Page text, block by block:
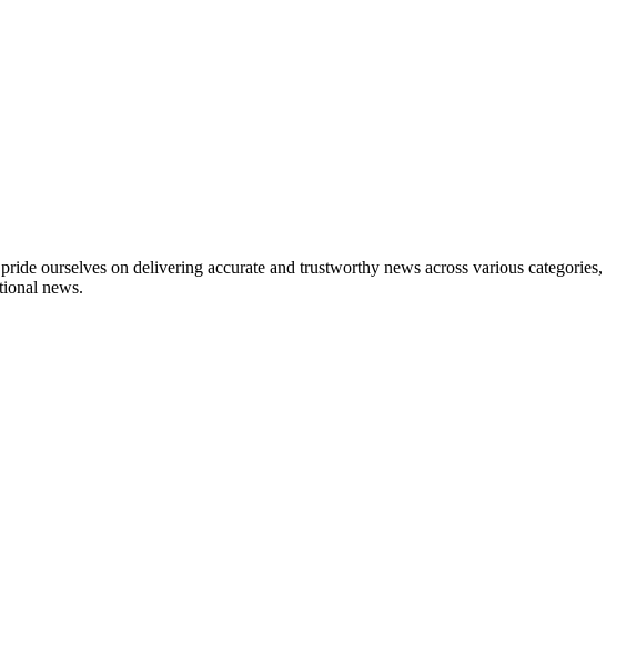
ourselves on delivering accurate and trustworthy news across various categories,
news.